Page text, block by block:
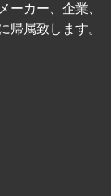
ーカー、企業、
帰属致します。